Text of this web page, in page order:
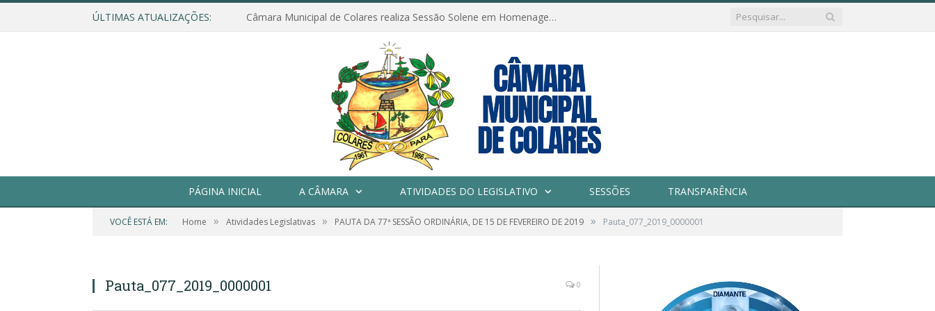
ÚLTIMAS ATUALIZAÇÕES: Câmara Municipal de Colares realiza Sessão Solene em Homenagem ao Dia das Mães
PÁGINA INICIAL A CÂMARA ATIVIDADES DO LEGISLATIVO SESSÕES TRANSPARÊNCIA
VOCÊ ESTÁ EM: Home » Atividades Legislativas » PAUTA DA 77ª SESSÃO ORDINÁRIA, DE 15 DE FEVEREIRO DE 2019 » Pauta_077_2019_0000001
Pauta_077_2019_0000001 0